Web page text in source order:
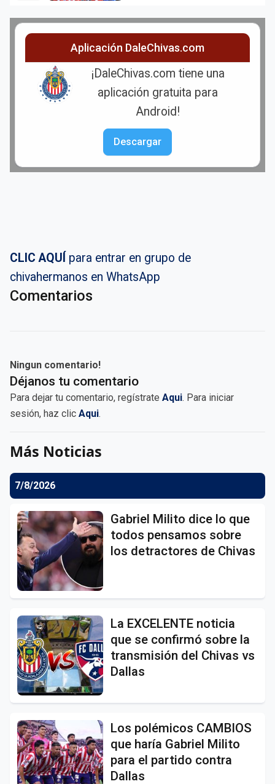
Aplicación DaleChivas.com
¡DaleChivas.com tiene una
aplicación gratuita para
Android!
Descargar
CLIC AQUÍ para entrar en grupo de
chivahermanos en WhatsApp
Comentarios
Ningun comentario!
Déjanos tu comentario
Para dejar tu comentario, regístrate Aqui. Para iniciar
sesión, haz clic Aqui.
Más Noticias
7/8/2026
Gabriel Milito dice lo que
todos pensamos sobre
los detractores de Chivas
La EXCELENTE noticia
que se confirmó sobre la
transmisión del Chivas vs
Dallas
Los polémicos CAMBIOS
que haría Gabriel Milito
para el partido contra
Dallas